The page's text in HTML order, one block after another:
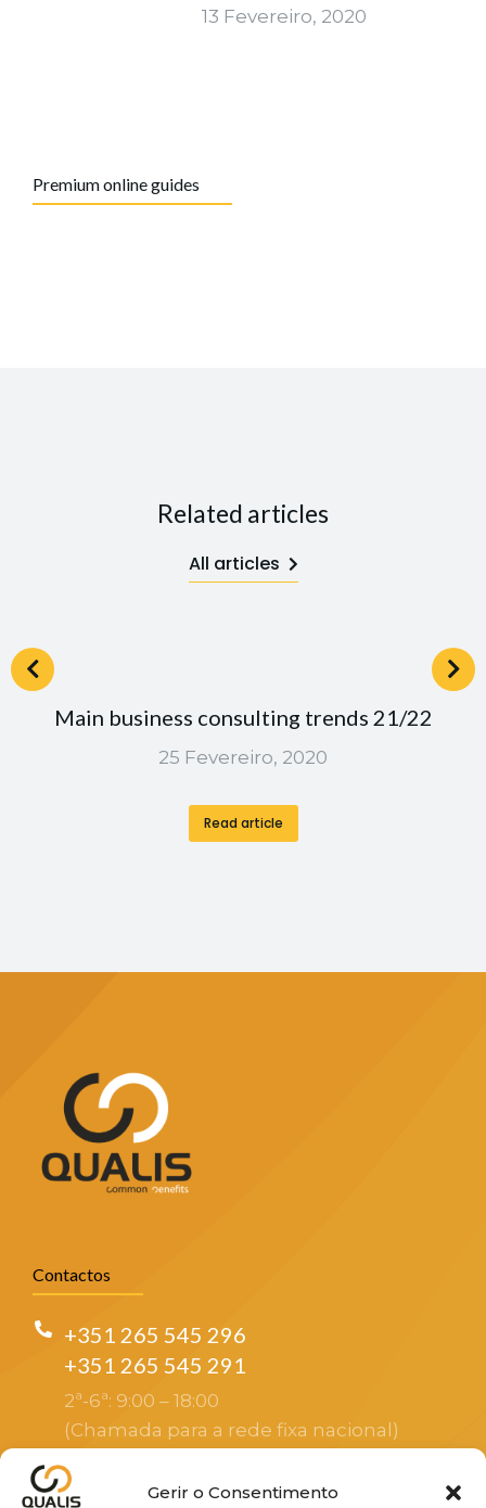
Gerir o Consentimento
13 Fevereiro, 2020
Premium online guides
Related articles
All articles
Main business consulting trends 21/22
25 Fevereiro, 2020
Read article
Contactos
+351 265 545 296
+351 265 545 291
2ª-6ª: 9:00 – 18:00
(Chamada para a rede fixa nacional)
sales@altayin.com